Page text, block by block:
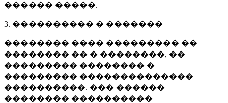
������ �����.
3. ���������� � �������
�������� ���� ��������� ��
�������� �� � ��������, ��
��������� �������� �
��������� ��������������
����������. ��� ������
�������� ����������